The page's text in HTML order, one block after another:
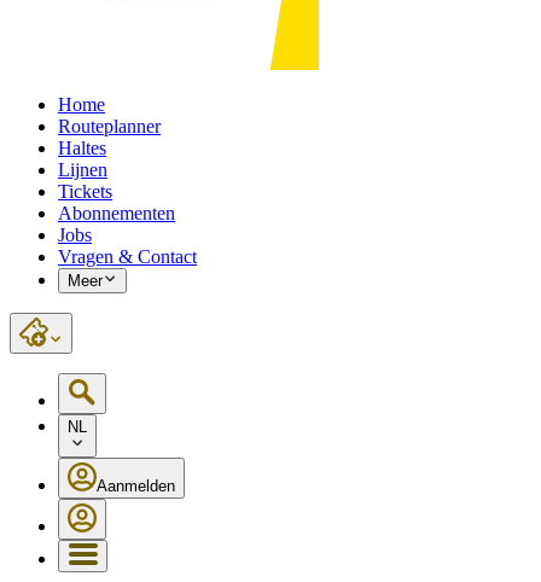
Home
Routeplanner
Haltes
Lijnen
Tickets
Abonnementen
Jobs
Vragen & Contact
Meer
NL
Aanmelden